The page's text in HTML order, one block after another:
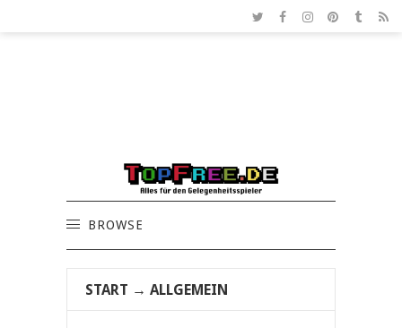
BROWSE
START → ALLGEMEIN